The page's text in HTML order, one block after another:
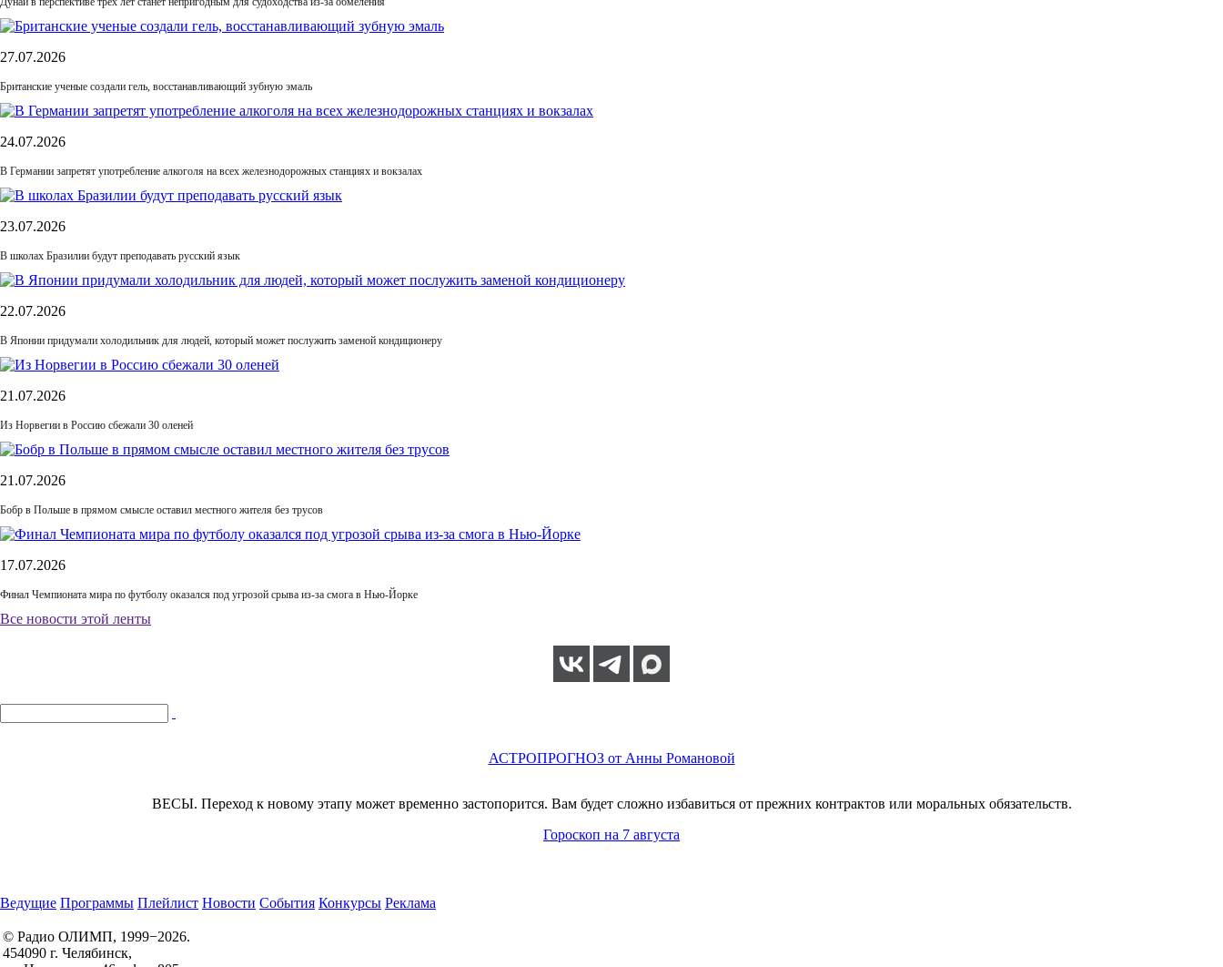
27.07.2026
Британские ученые создали гель, восстанавливающий зубную эмаль
24.07.2026
В Германии запретят употребление алкоголя на всех железнодорожных станциях и вокзалах
23.07.2026
В школах Бразилии будут преподавать русский язык
22.07.2026
В Японии придумали холодильник для людей, который может послужить заменой кондиционеру
21.07.2026
Из Норвегии в Россию сбежали 30 оленей
21.07.2026
Бобр в Польше в прямом смысле оставил местного жителя без трусов
17.07.2026
Финал Чемпионата мира по футболу оказался под угрозой срыва из-за смога в Нью-Йорке
Все новости этой ленты
АСТРОПРОГНОЗ от Анны Романовой
ВЕСЫ. Переход к новому этапу может временно застопорится. Вам будет сложно избавиться от прежних контрактов или моральных обязательств.
Гороскоп на 7 августа
Ведущие Программы Плейлист Новости События Конкурсы Реклама
© Радио ОЛИМП, 1999−2026.
454090 г. Челябинск,